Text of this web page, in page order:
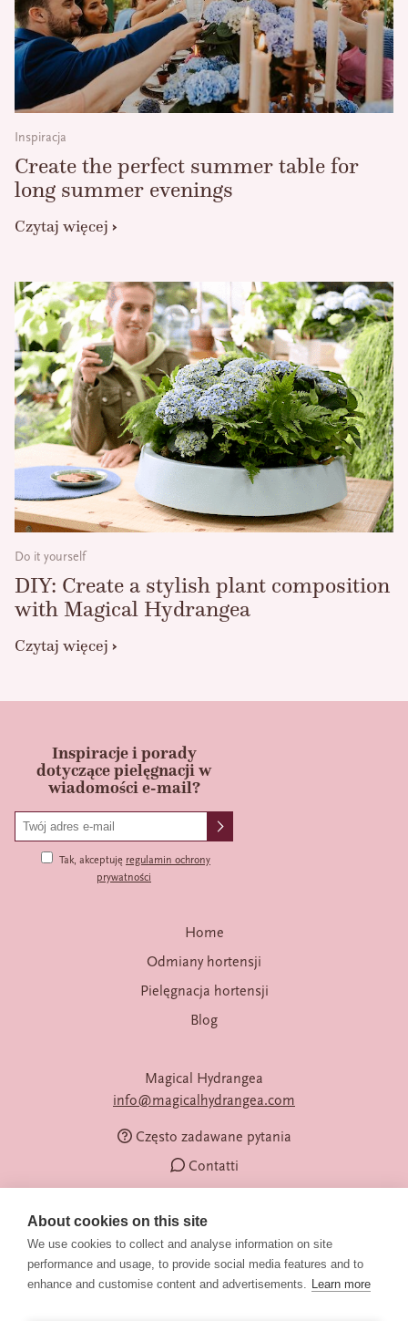
Inspiracja
Create the perfect summer table for
long summer evenings
Czytaj więcej
Do it yourself
DIY: Create a stylish plant composition
with Magical Hydrangea
Czytaj więcej
Inspiracje i porady
dotyczące pielęgnacji w
wiadomości e-mail?
Tak, akceptuję regulamin ochrony
prywatności
Home
Odmiany hortensji
Pielęgnacja hortensji
Blog
Magical Hydrangea
info@magicalhydrangea.com
Często zadawane pytania
Contatti
About cookies on this site
We use cookies to collect and analyse information on site
performance and usage, to provide social media features and to
enhance and customise content and advertisements. Learn more